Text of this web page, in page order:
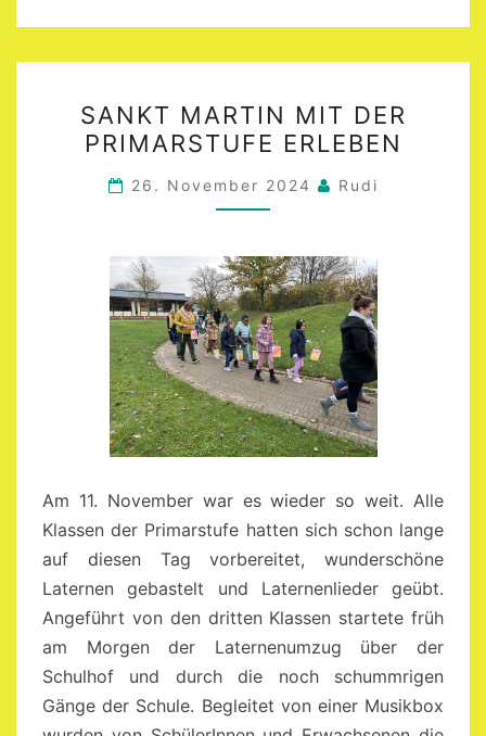
MARTIN
MIT
DER
PRIMARSTUFE
SANKT MARTIN MIT DER
PRIMARSTUFE ERLEBEN
26. November 2024 Rudi
Am 11. November war es wieder so weit. Alle
Klassen der Primarstufe hatten sich schon lange
auf diesen Tag vorbereitet, wunderschöne
Laternen gebastelt und Laternenlieder geübt.
Angeführt von den dritten Klassen startete früh
am Morgen der Laternenumzug über der
Schulhof und durch die noch schummrigen
Gänge der Schule. Begleitet von einer Musikbox